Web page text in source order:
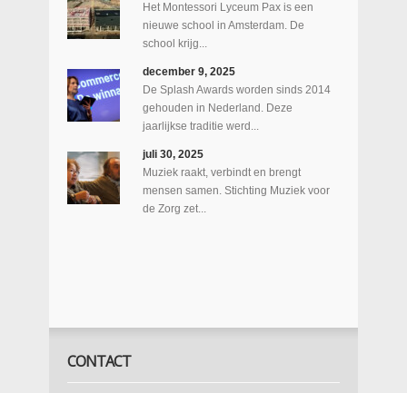
Het Montessori Lyceum Pax is een
nieuwe school in Amsterdam. De
school krijg...
december 9, 2025
De Splash Awards worden sinds 2014
gehouden in Nederland. Deze
jaarlijkse traditie werd...
juli 30, 2025
Muziek raakt, verbindt en brengt
mensen samen. Stichting Muziek voor
de Zorg zet...
CONTACT